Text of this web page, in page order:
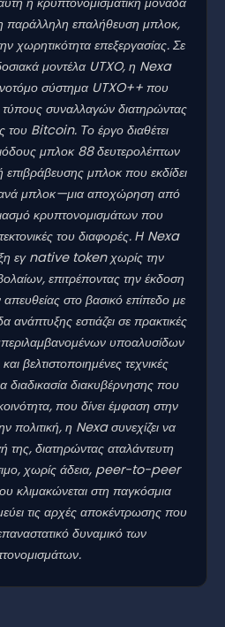
παράλληλη επαλήθευση μπλοκ,
χωρητικότητα επεξεργασίας. Σε
μοντέλα UTXO, η Nexa
σύστημα UTXO++ που
τύπους συναλλαγών διατηρώντας
του Bitcoin. Το έργο διαθέτει
μπλοκ 88 δευτερολέπτων
μπλοκ που εκδίδει
ανά μπλοκ—μια αποχώρηση από
κρυπτονομισμάτων που
του διαφορές. Η Nexa
εγ native token χωρίς την
επιτρέποντας την έκδοση
στο βασικό επίπεδο με
ανάπτυξης εστιάζει σε πρακτικές
υποαλυσίδων
βελτιστοποιημένες τεχνικές
διαδικασία διακυβέρνησης που
που δίνει έμφαση στην
πολιτική, η Nexa συνεχίζει να
της, διατηρώντας αταλάντευτη
χωρίς άδεια, peer-to-peer
κλιμακώνεται στη παγκόσμια
τις αρχές αποκέντρωσης που
δυναμικό των